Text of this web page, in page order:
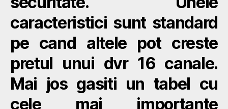
caracteristici sunt standard
pe cand altele pot creste
pretul unui dvr 16 canale.
Mai jos gasiti un tabel cu
cele mai importante